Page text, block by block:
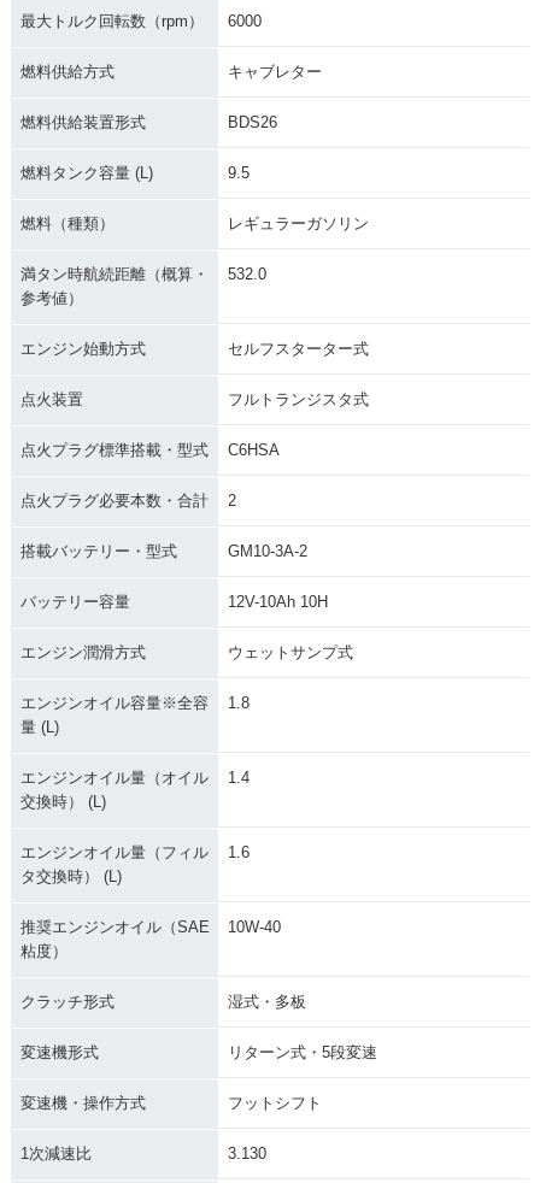
最大トルク回転数（rpm） 6000
燃料供給方式 キャブレター
燃料供給装置形式 BDS26
燃料タンク容量 (L) 9.5
燃料（種類） レギュラーガソリン
満タン時航続距離（概算・
参考値）
532.0
エンジン始動方式 セルフスターター式
点火装置 フルトランジスタ式
点火プラグ標準搭載・型式 C6HSA
点火プラグ必要本数・合計 2
搭載バッテリー・型式 GM10-3A-2
バッテリー容量 12V-10Ah 10H
エンジン潤滑方式 ウェットサンプ式
エンジンオイル容量※全容
量 (L)
1.8
エンジンオイル量（オイル
交換時） (L)
1.4
エンジンオイル量（フィル
タ交換時） (L)
1.6
推奨エンジンオイル（SAE
粘度）
10W-40
クラッチ形式 湿式・多板
変速機形式 リターン式・5段変速
変速機・操作方式 フットシフト
1次減速比 3.130